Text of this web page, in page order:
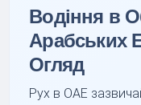
Водіння в
Арабських
Огляд
Рух в ОАЕ